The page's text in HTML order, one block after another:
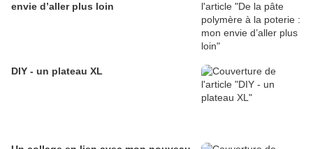
envie d’aller plus loin
DIY - un plateau XL